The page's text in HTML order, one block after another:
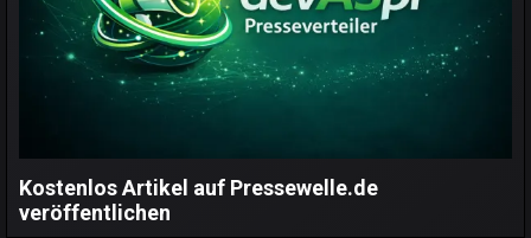
Kostenlos Artikel auf Pressewelle.de
veröffentlichen